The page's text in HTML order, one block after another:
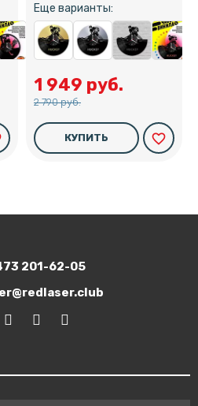
Еще варианты:
1 949 руб.
2 790 руб.
КУПИТЬ favorite_border
201-62-05